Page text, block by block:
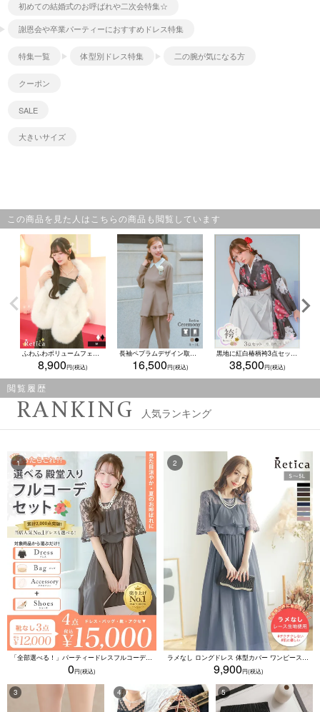
初めての結婚式のお呼ばれや二次会特集☆
謝恩会や卒業パーティーにおすすめドレス特集
特集一覧 体型別ドレス特集 二の腕が気になる方
クーポン
SALE
大きいサイズ
この商品を見た人はこちらの商品も閲覧しています
ふわふわボリュームフェイクファー大判ショール(Mサイズ)
8,900
長袖ペプラムデザイン取り外し可能つけ襟付きセットアップパンツスーツ2点セット (Sサイズ～3Lサイズ)
16,500
黒地に紅白椿柄袴3点セット(袴+着物+帯)(Sサイズ～Mサイズ)
38,500
閲覧履歴
RANKING 人気ランキング
「全部選べる！」パーティードレスフルコーデセット (ドレス1点＋バッグ1点＋アクセ1点+靴1足/4点15000円(税込)/靴なしで12000円(税込))
0
ラメなし ロングドレス 体型カバー ワンピース 敏感肌対応 結婚式 二次会 お呼ばれ 大人 上品 (Sサイズ～5Lサイズ)
9,900